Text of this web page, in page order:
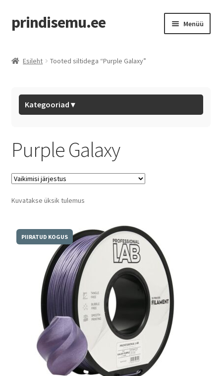
prindisemu.ee Menüü
Eryone Filaments
BL Filaments
Tarvikud
Mystery Box
Kassa
Võta ühendust
Esileht Tooted siltidega “Purple Galaxy”
Kategooriad ▾
Purple Galaxy
Kuvatakse üksik tulemus
PIIRATUD KOGUS